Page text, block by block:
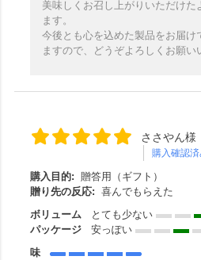
美味しくお召し上がりいただけた
ます。
今後とも心を込めた製品をお届け
ますので、どうぞよろしくお願い
ささやん様
購入確認
購入目的: 贈答用（ギフト）
贈り先の反応: 喜んでもらえた
ボリューム
とても少ない
パッケージ
安っぽい
味